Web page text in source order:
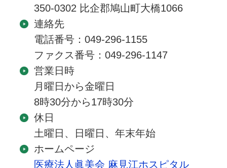
350-0302 比企郡鳩山町大橋1066
連絡先
電話番号：049-296-1155
ファクス番号：049-296-1147
営業日時
月曜日から金曜日
8時30分から17時30分
休日
土曜日、日曜日、年末年始
ホームページ
医療法人眞美会 麻見江ホスピタル